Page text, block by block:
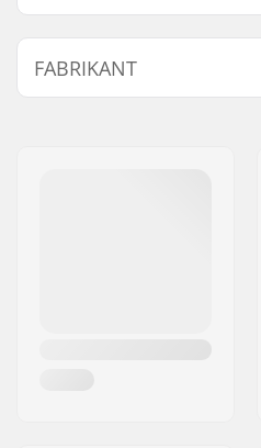
Materiaal:
Stiksels:
FABRIKANT